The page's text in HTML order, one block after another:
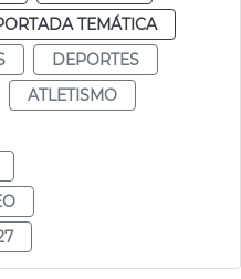
TEMÁTICA
DEPORTES
ATLETISMO